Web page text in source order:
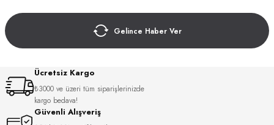
Gelince Haber Ver
Ücretsiz Kargo
₺3000 ve üzeri tüm siparişlerinizde
kargo bedava!
Güvenli Alışveriş